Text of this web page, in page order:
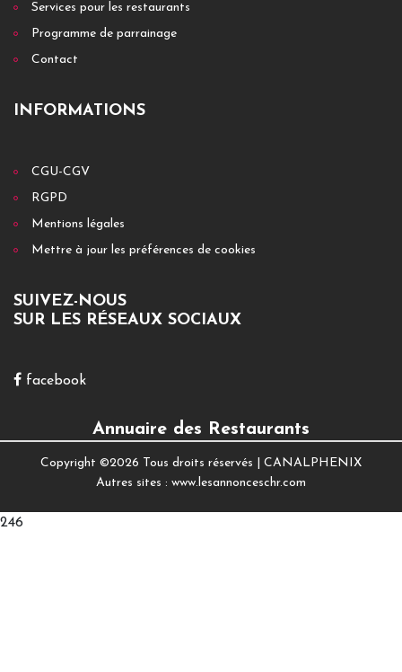
Services pour les restaurants
Programme de parrainage
Contact
INFORMATIONS
CGU-CGV
RGPD
Mentions légales
Mettre à jour les préférences de cookies
SUIVEZ-NOUS
SUR LES RÉSEAUX SOCIAUX
facebook
Annuaire des Restaurants
Copyright ©2026 Tous droits réservés | CANALPHENIX
Autres sites : www.lesannonceschr.com
246